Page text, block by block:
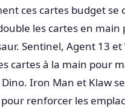
ces cartes budget se
les cartes en
Sentinel, Agent 13
cartes à la main pour
Iron Man et Klaw
renforcer les